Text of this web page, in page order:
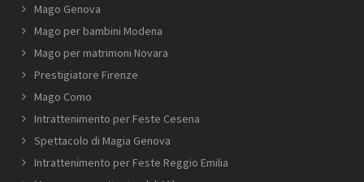
Mago Genova
Mago per bambini Modena
Mago per matrimoni Novara
Prestigiatore Firenze
Mago Como
Intrattenimento per Feste Cesena
Spettacolo di Magia Genova
Intrattenimento per Feste Reggio Emilia